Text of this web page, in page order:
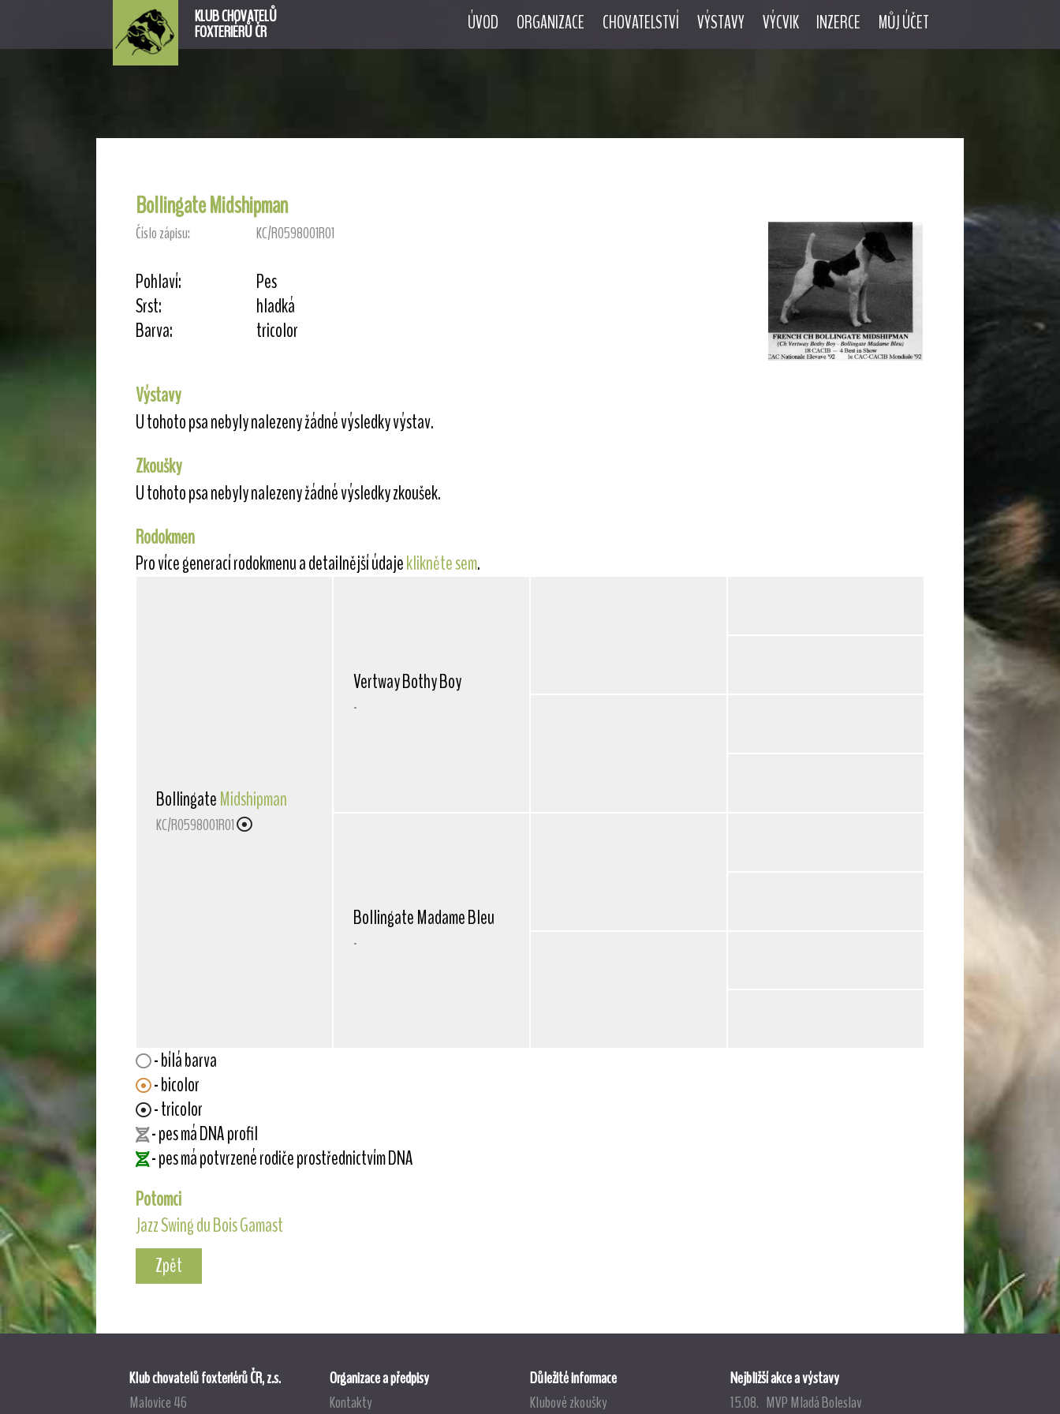
KLUB CHOVATELŮ
FOXTERIÉRŮ ČR ÚVOD ORGANIZACE CHOVATELSTVÍ VÝSTAVY VÝCVIK INZERCE MŮJ ÚČET
Bollingate Midshipman
Číslo zápisu: KC/R0598001R01
Pohlaví:
Pes
Srst:
hladká
Barva:
tricolor
Výstavy
U tohoto psa nebyly nalezeny žádné výsledky výstav.
Zkoušky
U tohoto psa nebyly nalezeny žádné výsledky zkoušek.
Rodokmen
Pro více generací rodokmenu a detailnější údajeklikněte sem.
BollingateMidshipman
KC/R0598001R01
Vertway Bothy Boy
-
Bollingate Madame Bleu
-
- bílá barva
- bicolor
- tricolor
- pes má DNA profil
- pes má potvrzené rodiče prostřednictvím DNA
Potomci
Jazz Swing du Bois Gamast
Zpět
Klub chovatelů foxteriérů ČR, z.s.
Malovice 46
Organizace a předpisy
Kontakty
Důležité informace
Klubové zkoušky
Nejbližší akce a výstavy
15.08. MVP Mladá Boleslav